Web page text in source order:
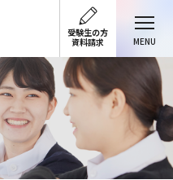
受験生の方
資料請求
MENU